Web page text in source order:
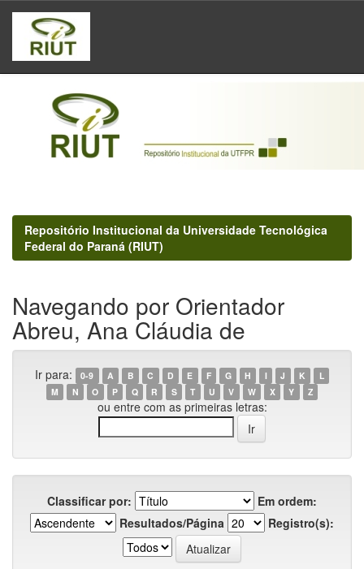
Skip
navigation
Repositório Institucional da Universidade Tecnológica
Federal do Paraná (RIUT)
Navegando por Orientador
Abreu, Ana Cláudia de
Ir para: 0-9 A B C D E F G H I J K
L
M
N O P Q R S T U V W X Y Z
ou entre com as primeiras letras:
Classificar por:
Em ordem:
Resultados/Página
Registro(s):